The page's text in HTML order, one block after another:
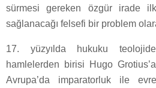
sürmesi gereken özgür irade
sağlanacağı felsefi bir problem
17. yüzyılda hukuku
hamlelerden birisi Hugo
Avrupa’da imparatorluk ile